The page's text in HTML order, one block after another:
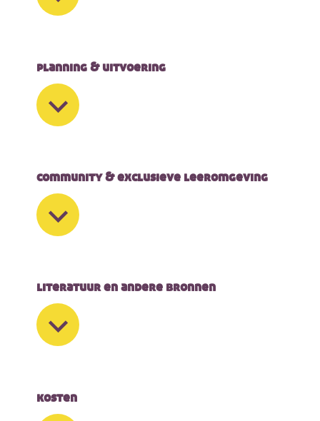
planning & uitvoering
community & exclusieve leeromgeving
literatuur en andere bronnen
kosten